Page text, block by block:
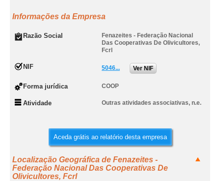
Informações da Empresa
Razão Social
Fenazeites - Federação Nacional
Das Cooperativas De Olivicultores,
Fcrl
NIF 5046... Ver NIF
Forma jurídica COOP
Atividade Outras atividades associativas, n.e.
Aceda grátis ao relatório desta empresa
Localização Geográfica de Fenazeites -
Federação Nacional Das Cooperativas De
Olivicultores, Fcrl